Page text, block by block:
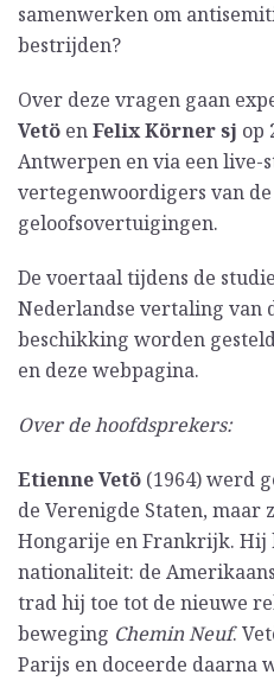
samenwerken om
bestrijden?
Over deze vragen gaan
Vetö enFelix Körner sj op
Antwerpen en via een live-
vertegenwoordigers van
geloofsovertuigingen.
De voertaal tijdens de
Nederlandse vertaling van
beschikking worden
en deze webpagina.
Over de hoofdsprekers:
Etienne Vetö (1964) werd
de Verenigde Staten, maar
Hongarije en Frankrijk. Hij
nationaliteit: de
trad hij toe tot de nieuwe
beweging Chemin Neuf.
Parijs en doceerde daarna